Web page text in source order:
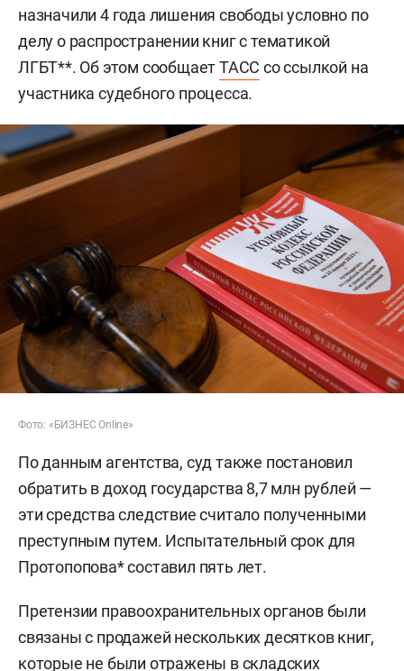
назначили 4 года лишения свободы условно по
делу о распространении книг с тематикой
ЛГБТ**. Об этом сообщаетТАСС со ссылкой на
участника судебного процесса.
Фото: «БИЗНЕС Online»
По данным агентства, суд также постановил
обратить в доход государства 8,7 млн рублей —
эти средства следствие считало полученными
преступным путем. Испытательный срок для
Протопопова* составил пять лет.
Претензии правоохранительных органов были
связаны с продажей нескольких десятков книг,
которые не были отражены в складских